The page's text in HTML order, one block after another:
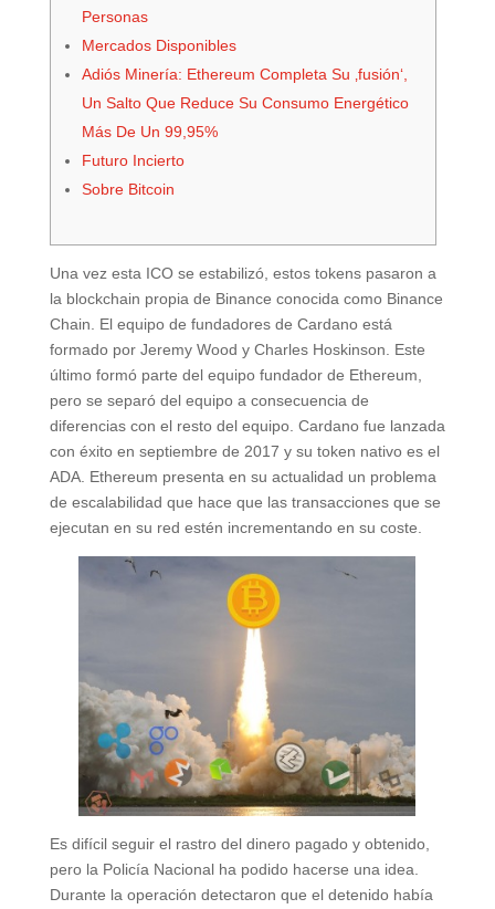
Personas
Mercados Disponibles
Adiós Minería: Ethereum Completa Su ‚fusión‘,
Un Salto Que Reduce Su Consumo Energético
Más De Un 99,95%
Futuro Incierto
Sobre Bitcoin
Una vez esta ICO se estabilizó, estos tokens pasaron a
la blockchain propia de Binance conocida como Binance
Chain. El equipo de fundadores de Cardano está
formado por Jeremy Wood y Charles Hoskinson. Este
último formó parte del equipo fundador de Ethereum,
pero se separó del equipo a consecuencia de
diferencias con el resto del equipo. Cardano fue lanzada
con éxito en septiembre de 2017 y su token nativo es el
ADA. Ethereum presenta en su actualidad un problema
de escalabilidad que hace que las transacciones que se
ejecutan en su red estén incrementando en su coste.
Es difícil seguir el rastro del dinero pagado y obtenido,
pero la Policía Nacional ha podido hacerse una idea.
Durante la operación detectaron que el detenido había